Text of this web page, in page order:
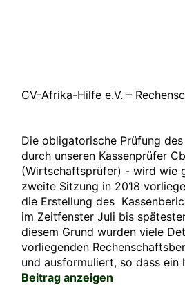
CV-Afrika-Hilfe e.V. –
Die obligatorische Prüfung
durch unseren Kassenprüfer
(Wirtschaftsprüfer) - wird wie
zweite Sitzung in 2018
die Erstellung des
im Zeitfenster Juli bis
diesem Grund wurden viele
vorliegenden
und ausformuliert, so dass ein
Beitrag anzeigen